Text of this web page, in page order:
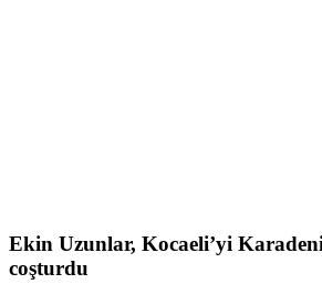
Ekin Uzunlar, Kocaeli’yi
coşturdu